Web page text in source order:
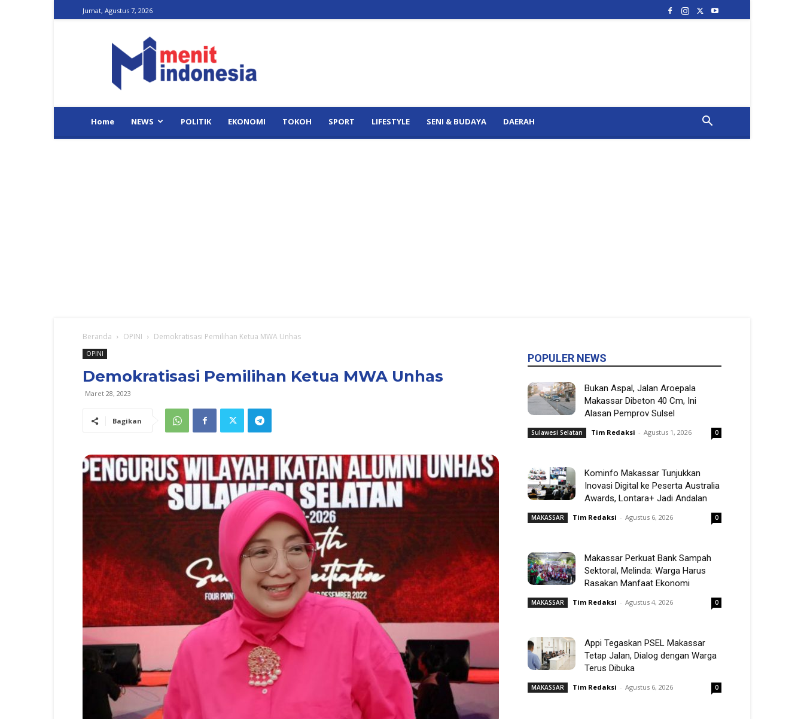
Jumat, Agustus 7, 2026
Indonesia
Home NEWS POLITIK EKONOMI TOKOH SPORT LIFESTYLE SENI & BUDAYA DAERAH
Beranda OPINI Demokratisasi Pemilihan Ketua MWA Unhas
OPINI
Demokratisasi Pemilihan Ketua MWA Unhas
Maret 28, 2023
Bagikan
POPULER NEWS
Bukan Aspal, Jalan Aroepala
Makassar Dibeton 40 Cm, Ini
Alasan Pemprov Sulsel
Sulawesi Selatan Tim Redaksi - Agustus 1, 2026 0
Kominfo Makassar Tunjukkan
Inovasi Digital ke Peserta Australia
Awards, Lontara+ Jadi Andalan
MAKASSAR Tim Redaksi - Agustus 6, 2026 0
Makassar Perkuat Bank Sampah
Sektoral, Melinda: Warga Harus
Rasakan Manfaat Ekonomi
MAKASSAR Tim Redaksi - Agustus 4, 2026 0
Appi Tegaskan PSEL Makassar
Tetap Jalan, Dialog dengan Warga
Terus Dibuka
MAKASSAR Tim Redaksi - Agustus 6, 2026 0